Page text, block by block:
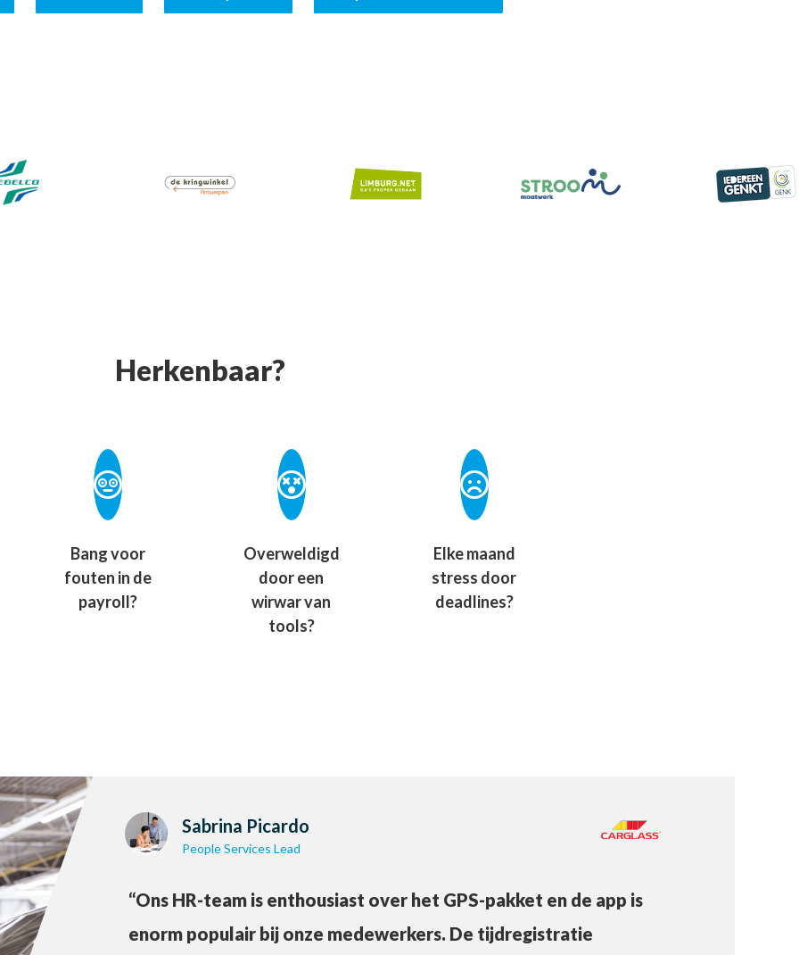
Herkenbaar?
Bang voor
fouten in de
payroll?
Overweldigd
door een
wirwar van
tools?
Elke maand
stress door
deadlines?
Sabrina Picardo
People Services Lead
“Ons HR-team is enthousiast over het GPS-pakket en de app is
enorm populair bij onze medewerkers. De tijdregistratie